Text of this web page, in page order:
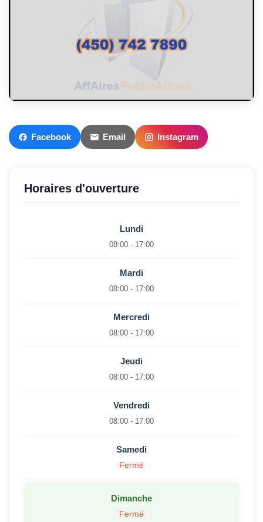
Facebook Email Instagram
Horaires d'ouverture
Lundi
08:00 - 17:00
Mardi
08:00 - 17:00
Mercredi
08:00 - 17:00
Jeudi
08:00 - 17:00
Vendredi
08:00 - 17:00
Samedi
Fermé
Dimanche
Fermé